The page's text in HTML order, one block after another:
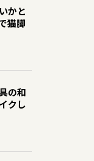
かと
猫脚
の和
クし